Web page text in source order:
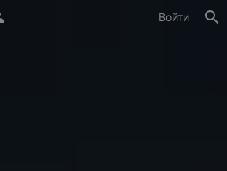
Войти